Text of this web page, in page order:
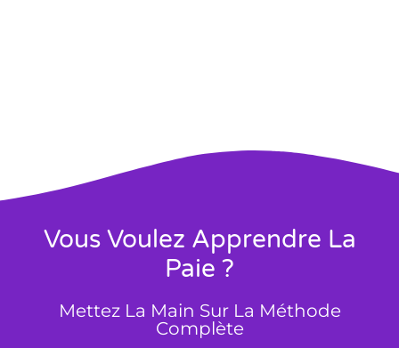
Vous Voulez Apprendre La
Paie ?
Mettez La Main Sur La Méthode
Complète